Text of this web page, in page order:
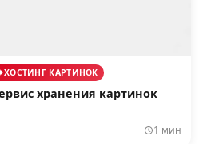
ХОСТИНГ КАРТИНОК
хранения картинок
1 мин